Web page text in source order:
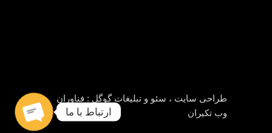
طراحی سایت ، سئو و تبلیغات گوگل : فناوران
وب تکیران
ارتباط با ما